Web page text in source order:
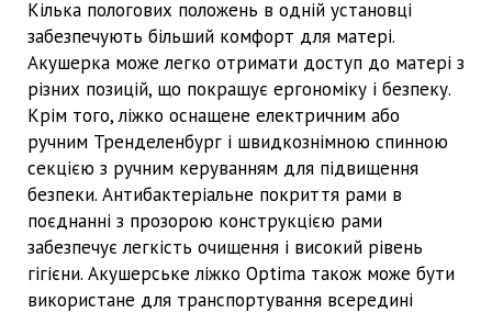
Кілька пологових положень в одній установці
забезпечують більший комфорт для матері.
Акушерка може легко отримати доступ до матері з
різних позицій, що покращує ергономіку і безпеку.
Крім того, ліжко оснащене електричним або
ручним Тренделенбург і швидкознімною спинною
секцією з ручним керуванням для підвищення
безпеки. Антибактеріальне покриття рами в
поєднанні з прозорою конструкцією рами
забезпечує легкість очищення і високий рівень
гігієни. Акушерське ліжко Optima також може бути
використане для транспортування всередині